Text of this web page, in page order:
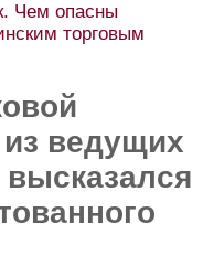
Чем опасны
торговым
ведущих